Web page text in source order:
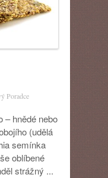
Poradce
– hnědé nebo
(udělá
semínka
oblíbené
strážný ...